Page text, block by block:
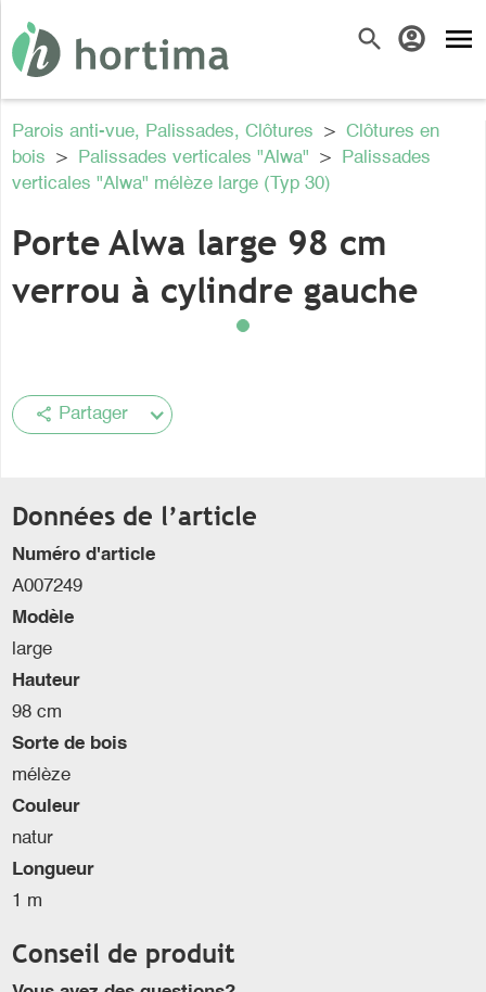
search account_circle menu
Parois anti-vue, Palissades, Clôtures > Clôtures en
bois
> Palissades verticales "Alwa" >
Palissades
verticales "Alwa" mélèze large (Typ 30)
Porte Alwa large 98 cm
verrou à cylindre gauche
share Partager
Données de l’article
Numéro d'article
A007249
Modèle
large
Hauteur
98 cm
Sorte de bois
mélèze
Couleur
natur
Longueur
1 m
Conseil de produit